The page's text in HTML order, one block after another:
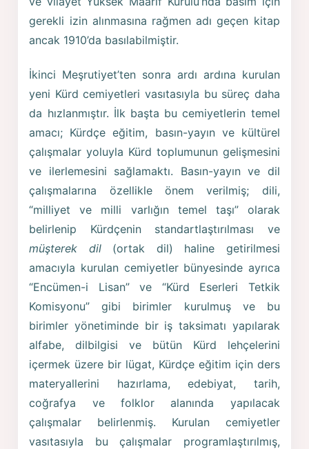
gerekli izin alınmasına rağmen adı geçen kitap
ancak 1910’da basılabilmiştir.
İkinci Meşrutiyet’ten sonra ardı ardına kurulan
yeni Kürd cemiyetleri vasıtasıyla bu süreç daha
da hızlanmıştır. İlk başta bu cemiyetlerin temel
amacı; Kürdçe eğitim, basın-yayın ve kültürel
çalışmalar yoluyla Kürd toplumunun gelişmesini
ve ilerlemesini sağlamaktı. Basın-yayın ve dil
çalışmalarına özellikle önem verilmiş; dili,
“milliyet ve milli varlığın temel taşı” olarak
belirlenip Kürdçenin standartlaştırılması ve
müşterek dil(ortak dil) haline getirilmesi
amacıyla kurulan cemiyetler bünyesinde ayrıca
“Encümen-i Lisan” ve “Kürd Eserleri Tetkik
Komisyonu” gibi birimler kurulmuş ve bu
birimler yönetiminde bir iş taksimatı yapılarak
alfabe, dilbilgisi ve bütün Kürd lehçelerini
içermek üzere bir lügat, Kürdçe eğitim için ders
materyallerini hazırlama, edebiyat, tarih,
coğrafya ve folklor alanında yapılacak
çalışmalar belirlenmiş. Kurulan cemiyetler
vasıtasıyla bu çalışmalar programlaştırılmış,